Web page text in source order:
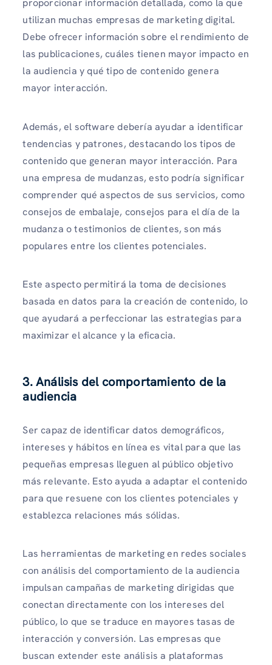
proporcionar información detallada, como la que
utilizan muchas empresas de marketing digital.
Debe ofrecer información sobre el rendimiento de
las publicaciones, cuáles tienen mayor impacto en
la audiencia y qué tipo de contenido genera
mayor interacción.
Además, el software debería ayudar a identificar
tendencias y patrones, destacando los tipos de
contenido que generan mayor interacción. Para
una empresa de mudanzas, esto podría significar
comprender qué aspectos de sus servicios, como
consejos de embalaje, consejos para el día de la
mudanza o testimonios de clientes, son más
populares entre los clientes potenciales.
Este aspecto permitirá la toma de decisiones
basada en datos para la creación de contenido, lo
que ayudará a perfeccionar las estrategias para
maximizar el alcance y la eficacia.
3. Análisis del comportamiento de la
audiencia
Ser capaz de identificar datos demográficos,
intereses y hábitos en línea es vital para que las
pequeñas empresas lleguen al público objetivo
más relevante. Esto ayuda a adaptar el contenido
para que resuene con los clientes potenciales y
establezca relaciones más sólidas.
Las herramientas de marketing en redes sociales
con análisis del comportamiento de la audiencia
impulsan campañas de marketing dirigidas que
conectan directamente con los intereses del
público, lo que se traduce en mayores tasas de
interacción y conversión. Las empresas que
buscan extender este análisis a plataformas